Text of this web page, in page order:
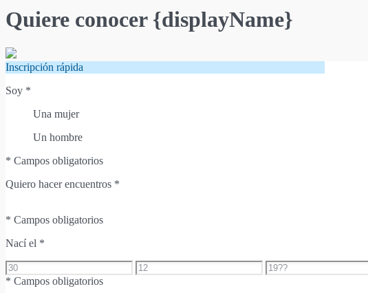
Quiere conocer {displayName}
Inscripción rápida
Soy *
Una mujer
Un hombre
* Campos obligatorios
Quiero hacer encuentros *
* Campos obligatorios
Nací el *
* Campos obligatorios